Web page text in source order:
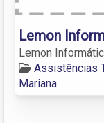
Lemon
Lemon
Assistências
Mariana